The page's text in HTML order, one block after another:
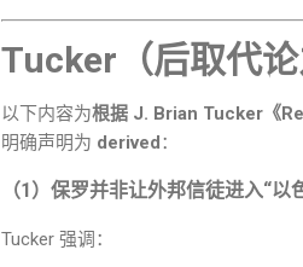
Tucker（后取代论
以下内容为根据 J. Brian Tucker《
明确声明为 derived ：
（1）保罗并非让外邦信徒进入“以
Tucker 强调：